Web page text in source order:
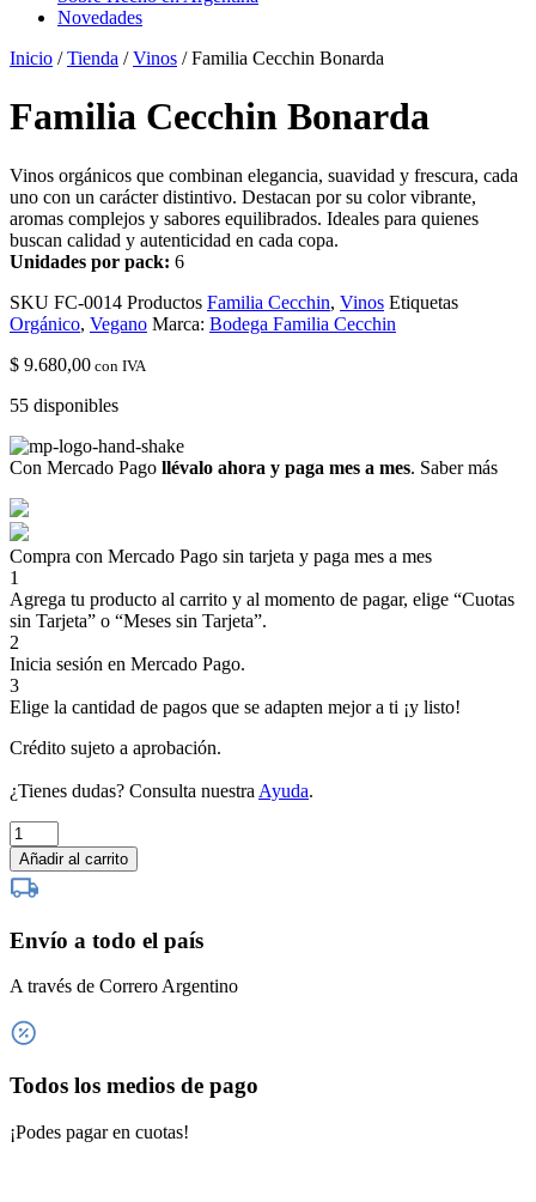
Novedades
Inicio /Tienda /Vinos / Familia Cecchin Bonarda
Familia Cecchin Bonarda
Vinos orgánicos que combinan elegancia, suavidad y frescura, cada
uno con un carácter distintivo. Destacan por su color vibrante,
aromas complejos y sabores equilibrados. Ideales para quienes
buscan calidad y autenticidad en cada copa.
Unidades por pack: 6
SKU FC-0014 Productos Familia Cecchin, Vinos Etiquetas
Orgánico, Vegano Marca: Bodega Familia Cecchin
$ 9.680,00 con IVA
55 disponibles
Con Mercado Pago llévalo ahora y paga mes a mes. Saber más
Compra con Mercado Pago sin tarjeta y paga mes a mes
1
Agrega tu producto al carrito y al momento de pagar, elige “Cuotas
sin Tarjeta” o “Meses sin Tarjeta”.
2
Inicia sesión en Mercado Pago.
3
Elige la cantidad de pagos que se adapten mejor a ti ¡y listo!
Crédito sujeto a aprobación.
¿Tienes dudas? Consulta nuestra Ayuda.
Familia
Cecchin
Bonarda
cantidad
Añadir al carrito
Envío a todo el país
A través de Correro Argentino
Todos los medios de pago
¡Podes pagar en cuotas!